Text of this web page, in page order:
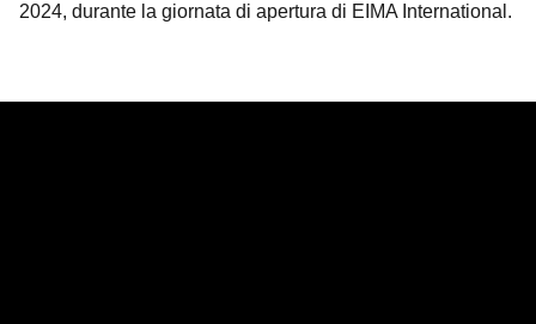
2024, durante la giornata di apertura di EIMA International.